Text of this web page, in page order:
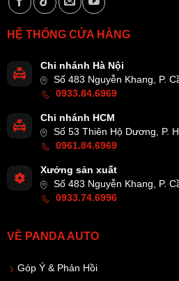
HỆ THỐNG CỬA HÀNG
Chi nhánh Hà Nội
Số 483 Nguyễn Khang, P.
0933.84.6969
Chi nhánh HCM
Số 53 Thiên Hộ Dương, P.
0961.84.6969
Xưởng sản xuất
Số 483 Nguyễn Khang, P.
0933.74.6996
VỀ PANDA AUTO
Góp Ý & Phản Hồi